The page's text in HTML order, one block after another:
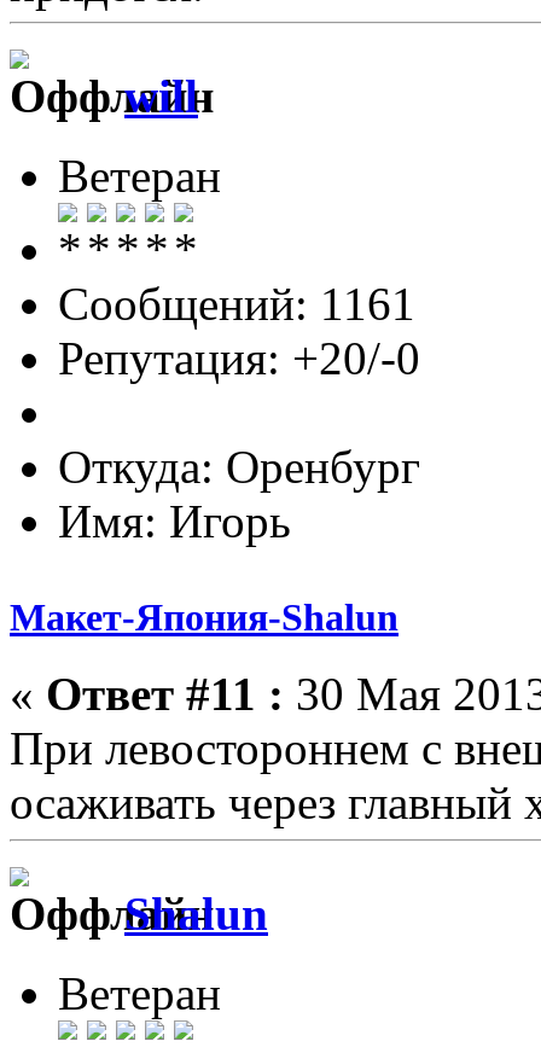
will
Ветеран
Сообщений: 1161
Репутация: +20/-0
Откуда: Оренбург
Имя: Игорь
Макет-Япония-Shalun
« Ответ #11 : 30 Мая
При левостороннем с
осаживать через главный
Shalun
Ветеран